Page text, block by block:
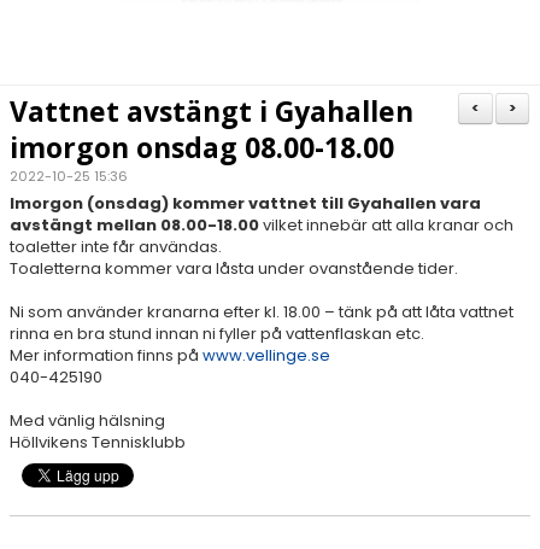
TERMINSTRÄNING HT & VT
TRÄNING SOMMAR
AKTIVITETER & LÄGER
SERIESPEL & TÄVLINGAR
TENNISSHOP
PADEL
GRUSBANORNA
>
<
Vattnet avstängt i Gyahallen
imorgon onsdag 08.00-18.00
2022-10-25 15:36
Imorgon (onsdag) kommer vattnet till Gyahallen vara
avstängt mellan 08.00-18.00vilket innebär att alla kranar och
toaletter inte får användas.
Toaletterna kommer vara låsta under ovanstående tider.
Ni som använder kranarna efter kl. 18.00 – tänk på att låta vattnet
rinna en bra stund innan ni fyller på vattenflaskan etc.
Mer information finns på www.vellinge.se
040-425190
Med vänlig hälsning
Höllvikens Tennisklubb